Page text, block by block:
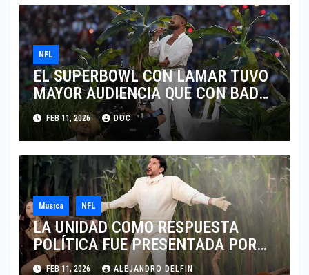
NFL
EL SUPERBOWL CON LAMAR TUVO
MAYOR AUDIENCIA QUE CON BAD
BUNNY
FEB 11, 2026 DOC
Musica NFL
LA UNIDAD COMO RESPUESTA
POLÍTICA FUE PRESENTADA POR
BAD BUNNY EN EL SUPER BOWL LX
FEB 11, 2026 ALEJANDRO DELFIN